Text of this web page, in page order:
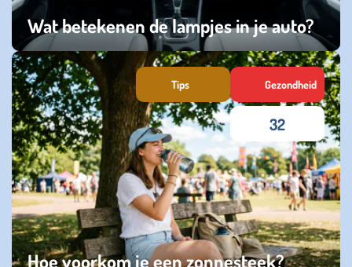
Wat betekenen de lampjes in je auto?
donderdag 23 juli 2026
Hoe voorkom je een zonnesteek?
Tips Gezondheid
32